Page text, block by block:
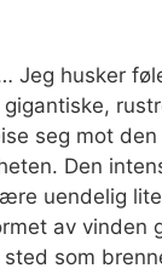
Jeg husker
seg mot
Den
uendelig
av vinden
som